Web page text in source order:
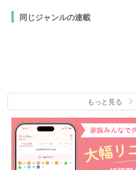
同じジャンルの連載
もっと見る